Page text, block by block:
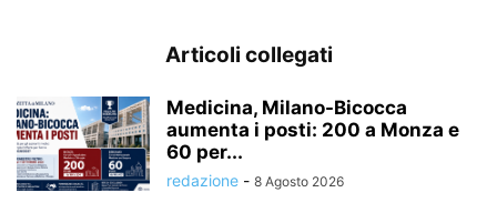
Articoli collegati
Medicina, Milano-Bicocca
aumenta i posti: 200 a Monza e
60 per...
redazione - 8 Agosto 2026